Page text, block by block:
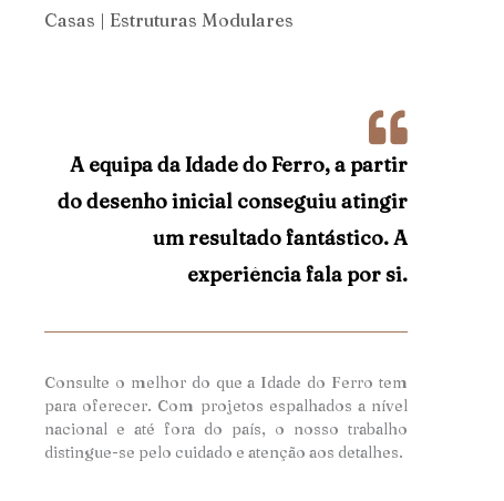
Casas | Estruturas Modulares
A equipa da Idade do Ferro, a partir
do desenho inicial conseguiu atingir
um resultado fantástico. A
experiência fala por si.
Consulte o melhor do que a Idade do Ferro tem
para oferecer. Com projetos espalhados a nível
nacional e até fora do país, o nosso trabalho
distingue-se pelo cuidado e atenção aos detalhes.